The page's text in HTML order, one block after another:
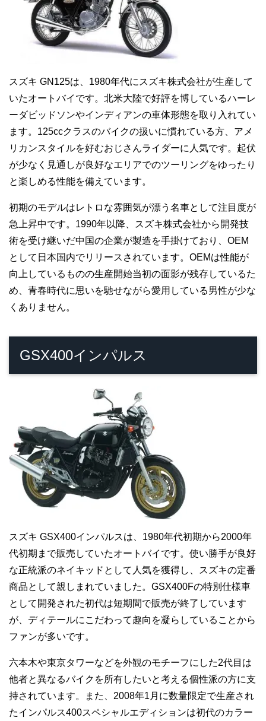
スズキ GN125は、1980年代にスズキ株式会社が生産して
いたオートバイです。北米大陸で好評を博しているハーレ
ーダビッドソンやインディアンの車体形態を取り入れてい
ます。125ccクラスのバイクの扱いに慣れている方、アメ
リカンスタイルを好むおじさんライダーに人気です。起伏
が少なく見通しが良好なエリアでのツーリングをゆったり
と楽しめる性能を備えています。
初期のモデルはレトロな雰囲気が漂う名車として注目度が
急上昇中です。1990年以降、スズキ株式会社から開発技
術を受け継いだ中国の企業が製造を手掛けており、OEM
として日本国内でリリースされています。OEMは性能が
向上しているものの生産開始当初の面影が残存しているた
め、青春時代に思いを馳せながら愛用している男性が少な
くありません。
GSX400インパルス
スズキ GSX400インパルスは、1980年代初期から2000年
代初期まで販売していたオートバイです。使い勝手が良好
な正統派のネイキッドとして人気を獲得し、スズキの定番
商品として親しまれていました。GSX400Fの特別仕様車
として開発された初代は短期間で販売が終了しています
が、ディテールにこだわって趣向を凝らしていることから
ファンが多いです。
六本木や東京タワーなどを外観のモチーフにした2代目は
他者と異なるバイクを所有したいと考える個性派の方に支
持されています。また、2008年1月に数量限定で生産され
たインパルス400スペシャルエディションは初代のカラー